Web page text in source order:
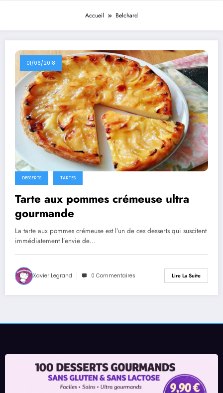
Accueil Belchard
01/06/2018
DESSERTS TARTES
Tarte aux pommes crémeuse ultra
gourmande
La tarte aux pommes crémeuse est l’un de ces desserts qui suscitent
immédiatement l’envie de…
Xavier Legrand 0 Commentaires Lire La Suite